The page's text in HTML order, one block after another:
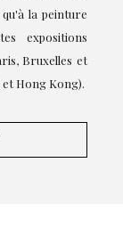
la peinture
expositions
Bruxelles et
et Hong Kong).